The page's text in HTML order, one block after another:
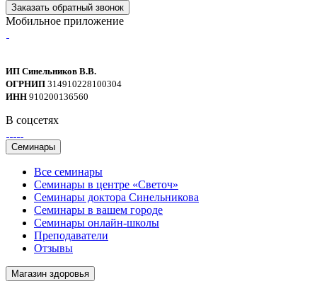
Заказать обратный звонок
Мобильное приложение
ИП Синельников В.В.
ОГРНИП 314910228100304
ИНН 910200136560
В соцсетях
Семинары
Все семинары
Семинары в центре «Светоч»
Семинары доктора Синельникова
Семинары в вашем городе
Семинары онлайн-школы
Преподаватели
Отзывы
Магазин здоровья